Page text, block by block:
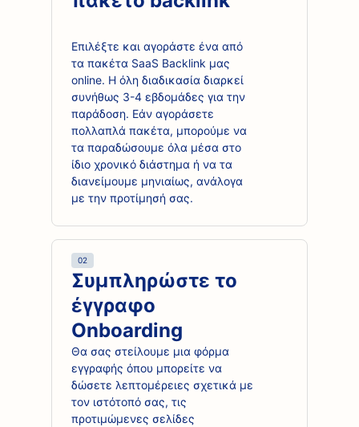
Επιλέξτε και αγοράστε ένα από
τα πακέτα SaaS Backlink μας
online. Η όλη διαδικασία διαρκεί
συνήθως 3-4 εβδομάδες για την
παράδοση. Εάν αγοράσετε
πολλαπλά πακέτα, μπορούμε να
τα παραδώσουμε όλα μέσα στο
ίδιο χρονικό διάστημα ή να τα
διανείμουμε μηνιαίως, ανάλογα
με την προτίμησή σας.
02
Συμπληρώστε το
έγγραφο
Onboarding
Θα σας στείλουμε μια φόρμα
εγγραφής όπου μπορείτε να
δώσετε λεπτομέρειες σχετικά με
τον ιστότοπό σας, τις
προτιμώμενες σελίδες